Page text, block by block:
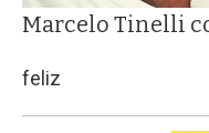
Marcelo Tinelli
feliz